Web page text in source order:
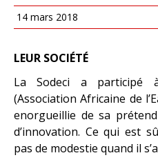
14 mars 2018
LEUR SOCIÉTÉ
La Sodeci a participé
(Association Africaine de
enorgueillie de sa
d’innovation. Ce qui est
pas de modestie quand il